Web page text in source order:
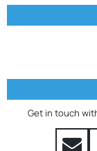
Get in touch